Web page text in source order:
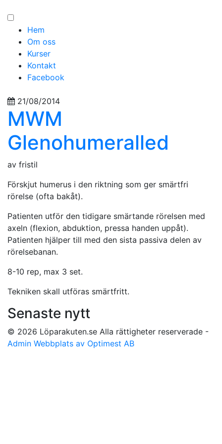
Hem
Om oss
Kurser
Kontakt
Facebook
21/08/2014
MWM
Glenohumeralled
av fristil
Förskjut humerus i den riktning som ger smärtfri
rörelse (ofta bakåt).
Patienten utför den tidigare smärtande rörelsen med
axeln (flexion, abduktion, pressa handen uppåt).
Patienten hjälper till med den sista passiva delen av
rörelsebanan.
8-10 rep, max 3 set.
Tekniken skall utföras smärtfritt.
Senaste nytt
© 2026 Löparakuten.se Alla rättigheter reserverade -
Admin Webbplats av Optimest AB